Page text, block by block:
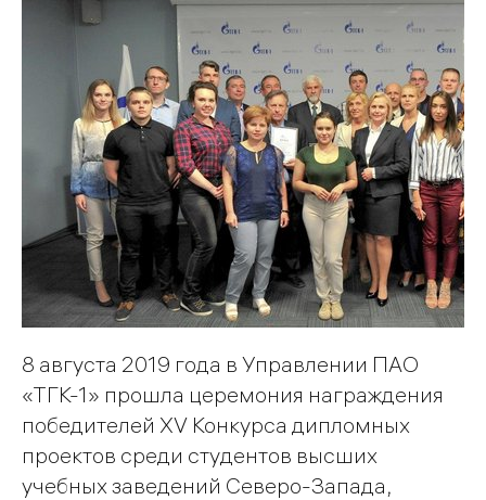
8 августа 2019 года в Управлении ПАО
«ТГК-1» прошла церемония награждения
победителей ХV Конкурса дипломных
проектов среди студентов высших
учебных заведений Северо-Запада,